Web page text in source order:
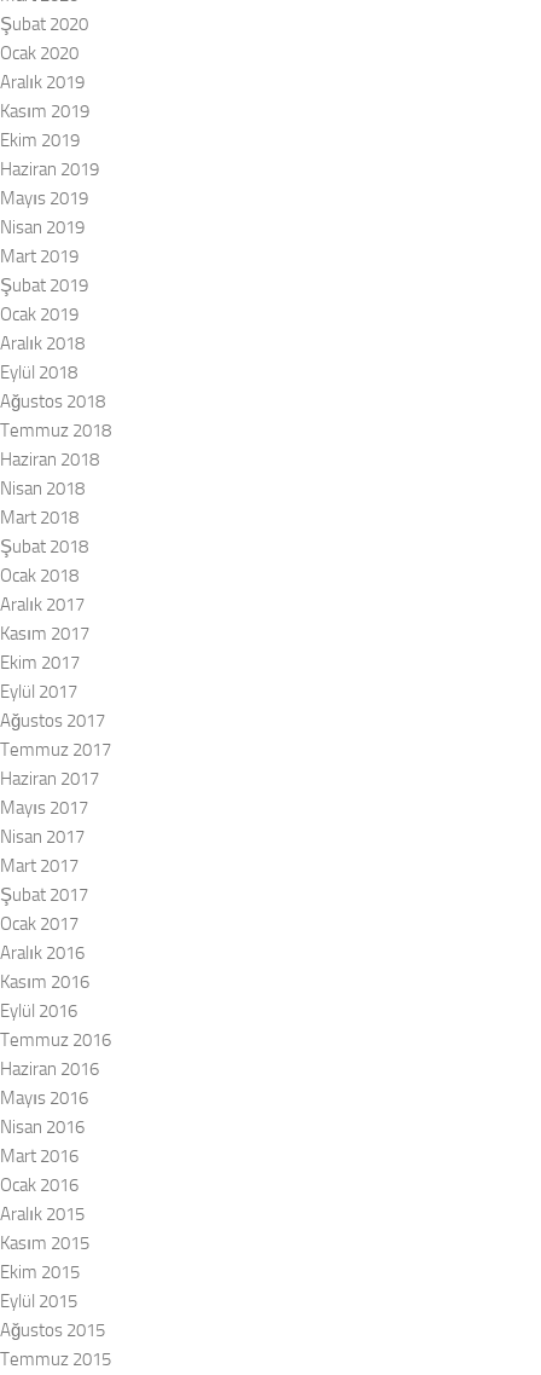
Şubat 2020
Ocak 2020
Aralık 2019
Kasım 2019
Ekim 2019
Haziran 2019
Mayıs 2019
Nisan 2019
Mart 2019
Şubat 2019
Ocak 2019
Aralık 2018
Eylül 2018
Ağustos 2018
Temmuz 2018
Haziran 2018
Nisan 2018
Mart 2018
Şubat 2018
Ocak 2018
Aralık 2017
Kasım 2017
Ekim 2017
Eylül 2017
Ağustos 2017
Temmuz 2017
Haziran 2017
Mayıs 2017
Nisan 2017
Mart 2017
Şubat 2017
Ocak 2017
Aralık 2016
Kasım 2016
Eylül 2016
Temmuz 2016
Haziran 2016
Mayıs 2016
Nisan 2016
Mart 2016
Ocak 2016
Aralık 2015
Kasım 2015
Ekim 2015
Eylül 2015
Ağustos 2015
Temmuz 2015